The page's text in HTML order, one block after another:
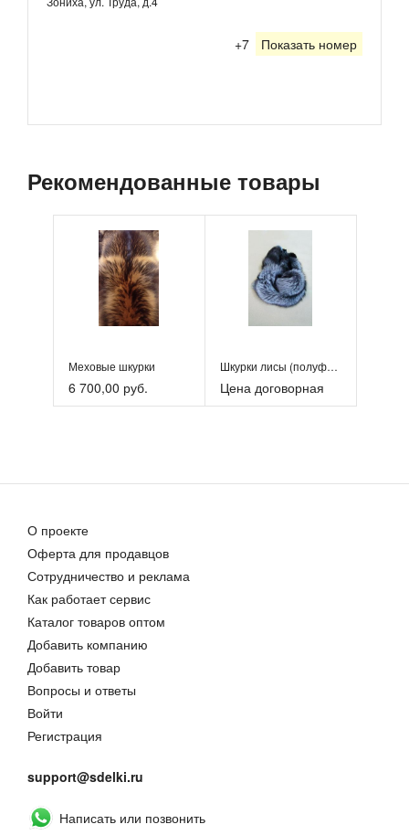
+7 Показать номер
Рекомендованные товары
Меховые шкурки
6 700,00 руб.
Шкурки лисы (полуфабрикат)
Цена договорная
О проекте
Оферта для продавцов
Сотрудничество и реклама
Как работает сервис
Каталог товаров оптом
Добавить компанию
Добавить товар
Вопросы и ответы
Войти
Регистрация
support@sdelki.ru
Написать или позвонить